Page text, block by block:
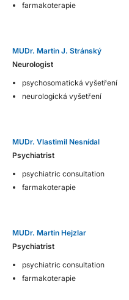
farmakoterapie
MUDr. Martin J. Stránský
Neurologist
psychosomatická vyšetření
neurologická vyšetření
MUDr. Vlastimil Nesnídal
Psychiatrist
psychiatric consultation
farmakoterapie
MUDr. Martin Hejzlar
Psychiatrist
psychiatric consultation
farmakoterapie